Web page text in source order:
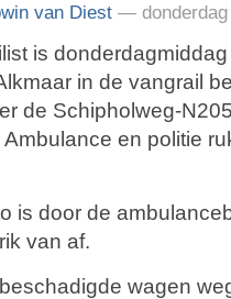
van Diest — donderdag
is
in de vangrail
de Schipholweg-
en politie
is door de
van af.
wagen